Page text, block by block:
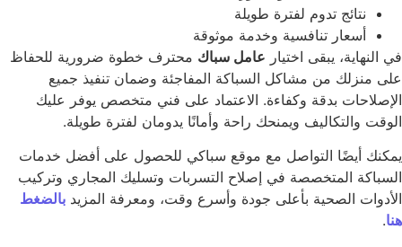
نتائج تدوم لفترة طويلة
أسعار تنافسية وخدمة موثوقة
النهاية، يبقى اختيارعامل سباكمحترف خطوة ضرورية للحفاظ
منزلك من مشاكل السباكة المفاجئة وضمان تنفيذ جميع
بدقة وكفاءة. الاعتماد على فني متخصص يوفر عليك
والتكاليف ويمنحك راحة وأمانًا يدومان لفترة طويلة.
أيضًا التواصل مع موقع سباكي للحصول على أفضل خدمات
المتخصصة في إصلاح التسربات وتسليك المجاري وتركيب
الصحية بأعلى جودة وأسرع وقت، ومعرفة المزيدبالضغط
.